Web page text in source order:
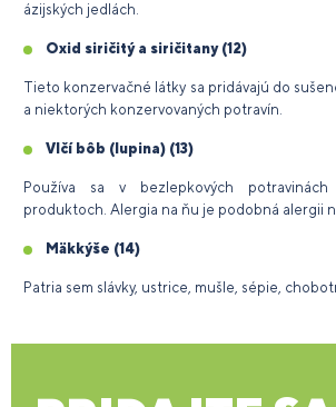
ázijských jedlách.
Oxid siričitý a siričitany(12)
Tieto konzervačné látky sa pridávajú do
a niektorých konzervovaných potravín.
Vlčí bôb (lupina) (13)
Používa sa v bezlepkových potravinách
produktoch. Alergia na ňu je podobná alergii
Mäkkýše (14)
Patria sem slávky, ustrice, mušle, sépie,